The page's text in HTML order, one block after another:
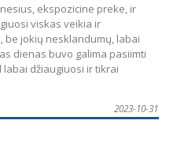
ekspozicine preke, ir
viskas veikia ir
jokių nesklandumų, labai
dienas buvo galima pasiimti
džiaugiuosi ir tikrai
2023-10-31